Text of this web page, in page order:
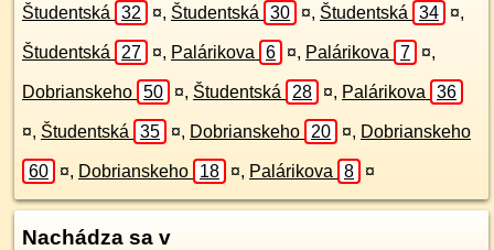
Študentská 32 ¤, Študentská 30 ¤, Študentská 34 ¤,
Študentská 27 ¤, Palárikova 6 ¤, Palárikova 7 ¤,
Dobrianskeho 50 ¤, Študentská 28 ¤, Palárikova 36
¤, Študentská 35 ¤, Dobrianskeho 20 ¤, Dobrianskeho
60 ¤, Dobrianskeho 18 ¤, Palárikova 8 ¤
Nachádza sa v